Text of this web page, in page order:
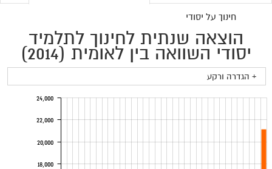
חינוך על יסודי
הוצאה שנתית לחינוך לתלמיד
יסודי השוואה בין לאומית (2014)
+ הגדרה ורקע
18,000
20,000
22,000
24,000